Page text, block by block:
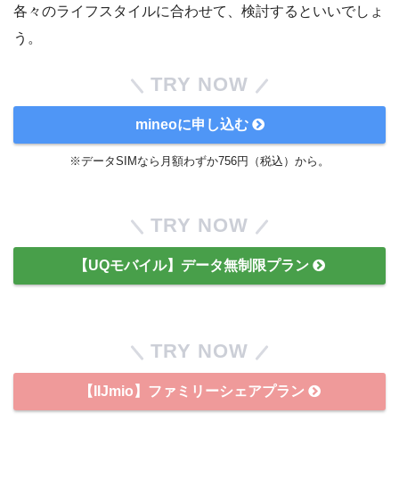
各々のライフスタイルに合わせて、検討するといいでしょ
う。
TRY NOW
mineoに申し込む
※データSIMなら月額わずか756円（税込）から。
TRY NOW
【UQモバイル】データ無制限プラン
TRY NOW
【IIJmio】ファミリーシェアプラン